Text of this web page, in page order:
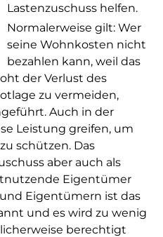
Lastenzuschuss helfen.
Normalerweise gilt: Wer
seine Wohnkosten nicht
bezahlen kann, weil das
der Verlust des
zu vermeiden,
Auch in der
Leistung greifen, um
schützen. Das
aber auch als
Eigentümer
Eigentümern ist das
und es wird zu wenig
berechtigt